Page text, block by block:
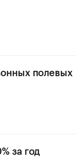
полевых
за год